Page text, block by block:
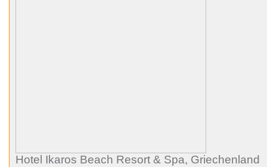
Hotel Ikaros Beach Resort & Spa, Griechenland